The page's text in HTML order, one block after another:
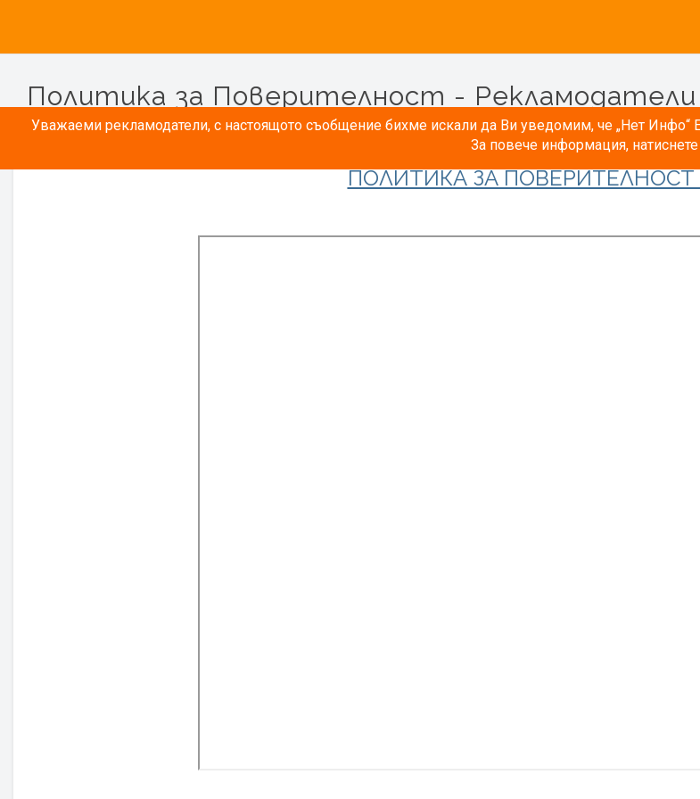
Уважаеми рекламодатели, с настоящото съобщение бихме искали да Ви уведомим, че „Нет Инфо“
За повече информация, натиснете
Политика за Поверителност - Рекламодатели
ПОЛИТИКА ЗА ПОВЕРИТЕЛНОСТ